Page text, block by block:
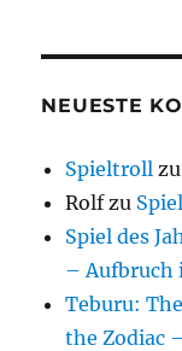
NEUESTE
Spieltroll zu
Rolfzu
Spiel des
– Aufbruch
Teburu:
the Zodiac